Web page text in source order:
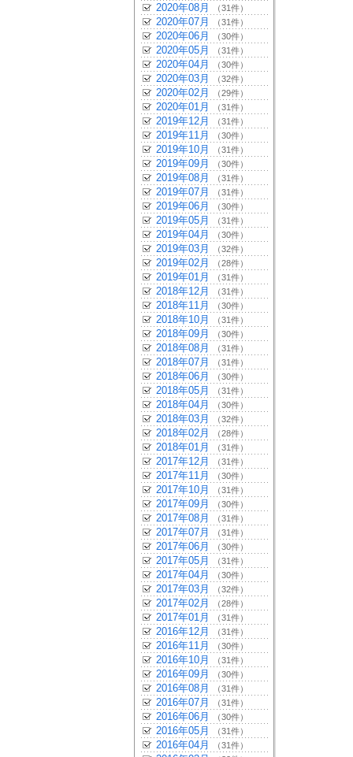
2020年08月 （31件）
2020年07月 （31件）
2020年06月 （30件）
2020年05月 （31件）
2020年04月 （30件）
2020年03月 （32件）
2020年02月 （29件）
2020年01月 （31件）
2019年12月 （31件）
2019年11月 （30件）
2019年10月 （31件）
2019年09月 （30件）
2019年08月 （31件）
2019年07月 （31件）
2019年06月 （30件）
2019年05月 （31件）
2019年04月 （30件）
2019年03月 （32件）
2019年02月 （28件）
2019年01月 （31件）
2018年12月 （31件）
2018年11月 （30件）
2018年10月 （31件）
2018年09月 （30件）
2018年08月 （31件）
2018年07月 （31件）
2018年06月 （30件）
2018年05月 （31件）
2018年04月 （30件）
2018年03月 （32件）
2018年02月 （28件）
2018年01月 （31件）
2017年12月 （31件）
2017年11月 （30件）
2017年10月 （31件）
2017年09月 （30件）
2017年08月 （31件）
2017年07月 （31件）
2017年06月 （30件）
2017年05月 （31件）
2017年04月 （30件）
2017年03月 （32件）
2017年02月 （28件）
2017年01月 （31件）
2016年12月 （31件）
2016年11月 （30件）
2016年10月 （31件）
2016年09月 （30件）
2016年08月 （31件）
2016年07月 （31件）
2016年06月 （30件）
2016年05月 （31件）
2016年04月 （31件）